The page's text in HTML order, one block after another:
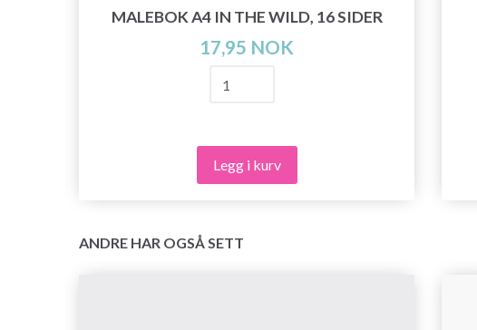
MALEBOK A4 IN THE WILD, 16 SIDER
17,95 NOK
Legg i kurv
ANDRE HAR OGSÅ SETT